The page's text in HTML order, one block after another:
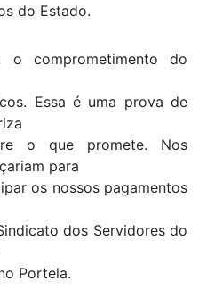
do Estado.
o comprometimento do
Essa é uma prova de
o que promete. Nos
para
os nossos pagamentos
dos Servidores do
Portela.